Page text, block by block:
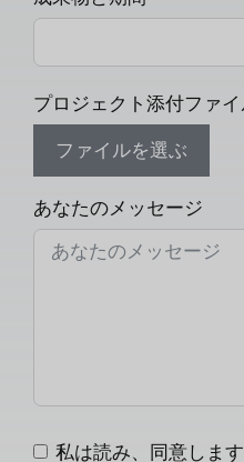
プロジェクト添付ファ
ファイルを選ぶ
あなたのメッセージ
私は読み、同意します